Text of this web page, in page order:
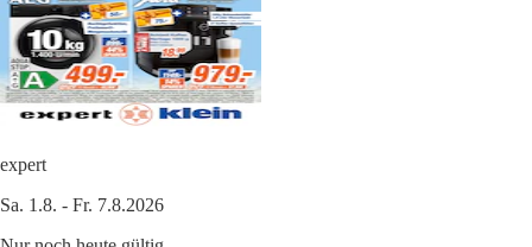
expert
Sa. 1.8. - Fr. 7.8.2026